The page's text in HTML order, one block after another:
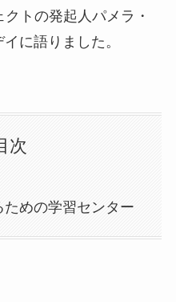
トの発起人パメラ・
イに語りました。
次
めの学習センター